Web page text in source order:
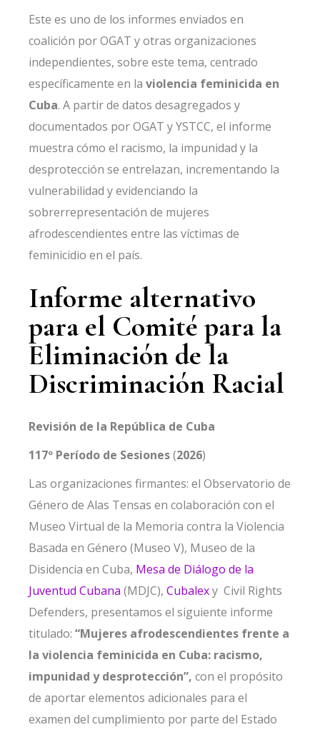
Este es uno de los informes enviados en
coalición por OGAT y otras organizaciones
independientes, sobre este tema, centrado
específicamente en laviolencia feminicida en
Cuba. A partir de datos desagregados y
documentados por OGAT y YSTCC, el informe
muestra cómo el racismo, la impunidad y la
desprotección se entrelazan, incrementando la
vulnerabilidad y evidenciando la
sobrerrepresentación de mujeres
afrodescendientes entre las víctimas de
feminicidio en el país.
Informe alternativo
para el Comité para la
Eliminación de la
Discriminación Racial
Revisión de la República de Cuba
117º Período de Sesiones(2026)
Las organizaciones firmantes: el Observatorio de
Género de Alas Tensas en colaboración con el
Museo Virtual de la Memoria contra la Violencia
Basada en Género (Museo V), Museo de la
Disidencia en Cuba, Mesa de Diálogo de la
Juventud Cubana(MDJC),Cubalexy Civil Rights
Defenders, presentamos el siguiente informe
titulado:“Mujeres afrodescendientes frente a
la violencia feminicida en Cuba: racismo,
impunidad y desprotección”, con el propósito
de aportar elementos adicionales para el
examen del cumplimiento por parte del Estado